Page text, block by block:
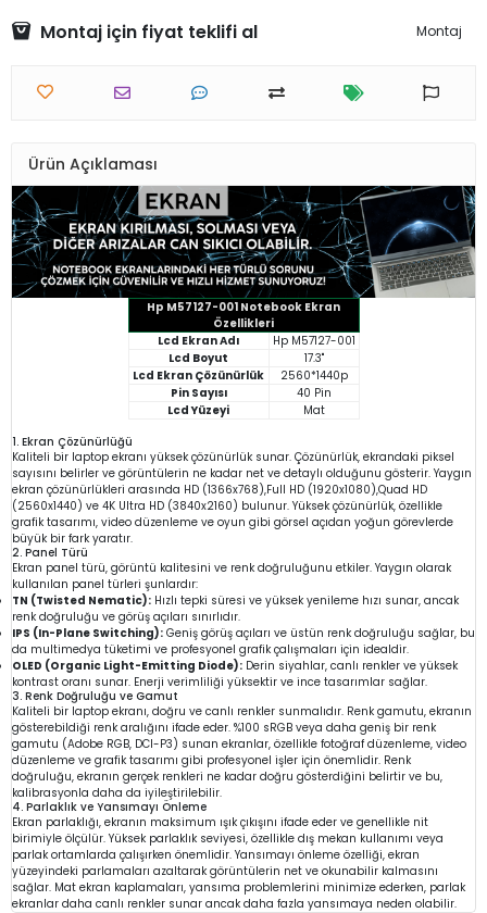
Montaj için fiyat teklifi al Montaj
Ürün Açıklaması
Hp M57127-001 Notebook Ekran
Özellikleri
Lcd Ekran Adı
Hp M57127-001
Lcd Boyut
17.3"
Lcd Ekran Çözünürlük
2560*1440p
Pin Sayısı
40 Pin
Lcd Yüzeyi
Mat
1. Ekran Çözünürlüğü
Kaliteli bir laptop ekranı yüksek çözünürlük sunar. Çözünürlük, ekrandaki piksel
sayısını belirler ve görüntülerin ne kadar net ve detaylı olduğunu gösterir. Yaygın
ekran çözünürlükleri arasında HD (1366x768),Full HD (1920x1080),Quad HD
(2560x1440) ve 4K Ultra HD (3840x2160) bulunur. Yüksek çözünürlük, özellikle
grafik tasarımı, video düzenleme ve oyun gibi görsel açıdan yoğun görevlerde
büyük bir fark yaratır.
2. Panel Türü
Ekran panel türü, görüntü kalitesini ve renk doğruluğunu etkiler. Yaygın olarak
kullanılan panel türleri şunlardır:
TN (Twisted Nematic): Hızlı tepki süresi ve yüksek yenileme hızı sunar, ancak
renk doğruluğu ve görüş açıları sınırlıdır.
IPS (In-Plane Switching): Geniş görüş açıları ve üstün renk doğruluğu sağlar, bu
da multimedya tüketimi ve profesyonel grafik çalışmaları için idealdir.
OLED (Organic Light-Emitting Diode): Derin siyahlar, canlı renkler ve yüksek
kontrast oranı sunar. Enerji verimliliği yüksektir ve ince tasarımlar sağlar.
3. Renk Doğruluğu ve Gamut
Kaliteli bir laptop ekranı, doğru ve canlı renkler sunmalıdır. Renk gamutu, ekranın
gösterebildiği renk aralığını ifade eder. %100 sRGB veya daha geniş bir renk
gamutu (Adobe RGB, DCI-P3) sunan ekranlar, özellikle fotoğraf düzenleme, video
düzenleme ve grafik tasarımı gibi profesyonel işler için önemlidir. Renk
doğruluğu, ekranın gerçek renkleri ne kadar doğru gösterdiğini belirtir ve bu,
kalibrasyonla daha da iyileştirilebilir.
4. Parlaklık ve Yansımayı Önleme
Ekran parlaklığı, ekranın maksimum ışık çıkışını ifade eder ve genellikle nit
birimiyle ölçülür. Yüksek parlaklık seviyesi, özellikle dış mekan kullanımı veya
parlak ortamlarda çalışırken önemlidir. Yansımayı önleme özelliği, ekran
yüzeyindeki parlamaları azaltarak görüntülerin net ve okunabilir kalmasını
sağlar. Mat ekran kaplamaları, yansıma problemlerini minimize ederken, parlak
ekranlar daha canlı renkler sunar ancak daha fazla yansımaya neden olabilir.